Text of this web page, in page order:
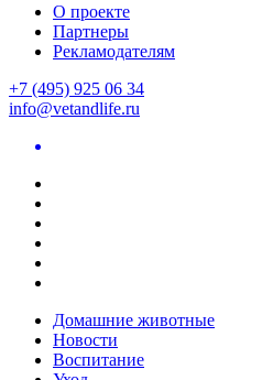
О проекте
Партнеры
Рекламодателям
+7 (495) 925 06 34
info@vetandlife.ru
Домашние животные
Новости
Воспитание